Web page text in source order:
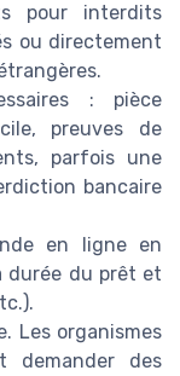
pour interdits
ou directement
: pièce
preuves de
parfois une
bancaire
en ligne en
durée du prêt et
Les organismes
demander des